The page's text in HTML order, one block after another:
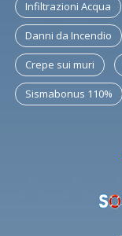
Infiltrazioni Acqua
Danni da Incendio
Crepe sui muri
Sismabonus 110%